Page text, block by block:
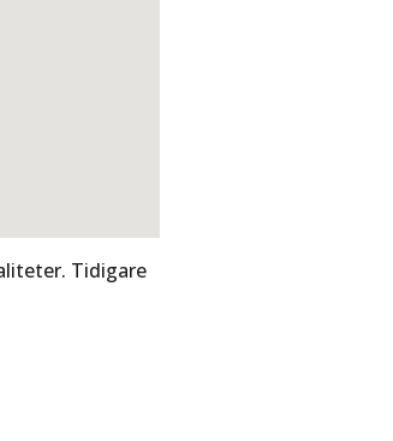
Tidigare